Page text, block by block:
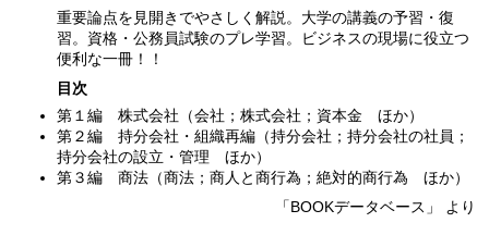
重要論点を見開きでやさしく解説。大学の講義の予習・復
習。資格・公務員試験のプレ学習。ビジネスの現場に役立つ
便利な一冊！！
目次
第１編 株式会社（会社；株式会社；資本金 ほか）
第２編 持分会社・組織再編（持分会社；持分会社の社員；
持分会社の設立・管理 ほか）
第３編 商法（商法；商人と商行為；絶対的商行為 ほか）
「BOOKデータベース」 より